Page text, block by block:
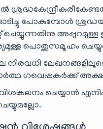
ഓടിച്ചു പോകുമ്പോൾ
അപ്പുറമുള്ള
പൊതുസമൂഹം
ലേഖനങ്ങളിലൂടെ
ഗവെഷകർക്ക്
വിശകലനം ചെയ്യാൻ